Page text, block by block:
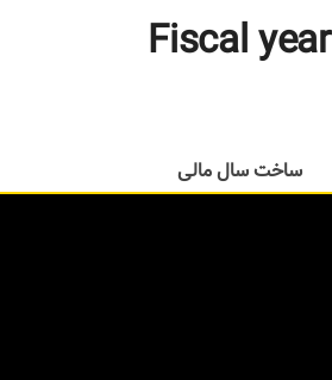
Fiscal year
ساخت سال مالی